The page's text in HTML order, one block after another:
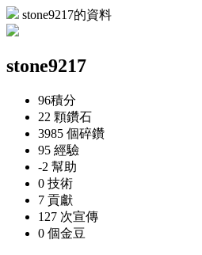
stone9217的資料
stone9217
96積分
22 顆鑽石
3985 個碎鑽
95 經驗
-2 幫助
0 技術
7 貢獻
127 次宣傳
0 個金豆